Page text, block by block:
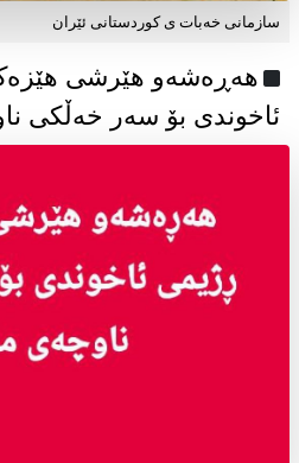
سازمانی خەبات ی كوردستانی ئێران
هەڕەشەو هێرشی
ئاخوندی بۆ سەر خەڵکی